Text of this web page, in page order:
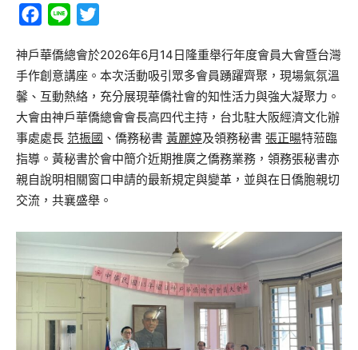
Facebook
Line
神戶華僑總會於2026年6月14日隆重舉行年度會員大會暨台灣
手作創意講座。本次活動吸引眾多會員踴躍齊聚，現場氣氛溫
馨、互動熱絡，充分展現華僑社會的知性活力與強大凝聚力。
大會由神戶華僑總會會長高四代主持，台北駐大阪經濟文化辦
事處處長 范振國 、僑務秘書 黃麗婷及領務秘書 張正暘特蒞臨
指導。黃秘書於會中簡介近期推廣之僑務業務，領務張秘書亦
親自說明相關窗口申請的最新規定與變革，並與在日僑胞親切
交流，共襄盛舉。